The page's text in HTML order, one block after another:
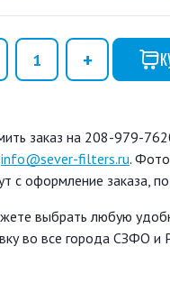
заказ на 208-979-
info@sever-filters.ru. Фото
с оформление заказа,
выбрать любую
во все города СЗФО и